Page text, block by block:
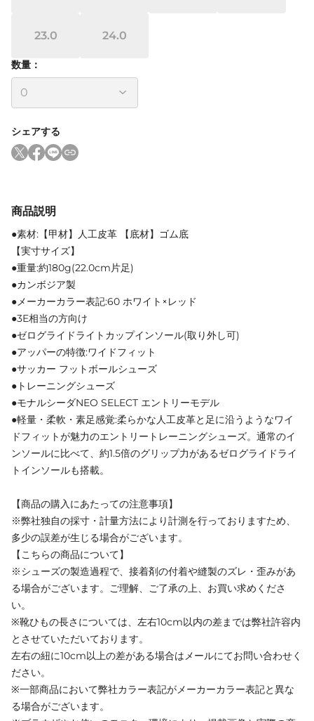
23.0 24.0
数量：
シェアする
商品説明
●素材:【甲材】人工皮革 【底材】ゴム底
【実寸サイズ】
●重量:約180g(22.0cm片足)
●カンボジア製
●メーカーカラー表記:60 ホワイト×レッド
●3E相当の方向け
●ゼログライドライトカップインソール(取り外し可)
●アッパーの特徴:ワイドフィット
●サッカー フットボールシューズ
●トレーニングシューズ
●モナルシーダNEO SELECT エントリーモデル
●軽量・柔軟・素足感覚:柔らかな人工皮革と足に沿うようなワイ
ドフィットが魅力のエントリートレーニングシューズ。通常のイ
ンソールに比べて、約1.5倍のグリップ力があるゼログライドライ
トインソールも搭載。
【商品の購入にあたっての注意事項】
※弊社独自の採寸・計量方法により計測を行っておりますため、
多少の誤差が生じる場合がございます。
【こちらの商品について】
※シューズの製造過程で、接着剤の付着や縫製のズレ・歪みがあ
る場合がございます。ご理解、ご了承の上、お買い求めくださ
い。
※靴ひもの長さについては、左右10cm以内の差までは弊社許容内
とさせていただいております。
左右の紐に10cm以上の差がある場合はメールにてお問い合わせく
ださい。
※一部商品において弊社カラー表記がメーカーカラー表記と異な
る場合がございます。